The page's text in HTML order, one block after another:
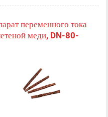
переменного тока
меди, DN-80-